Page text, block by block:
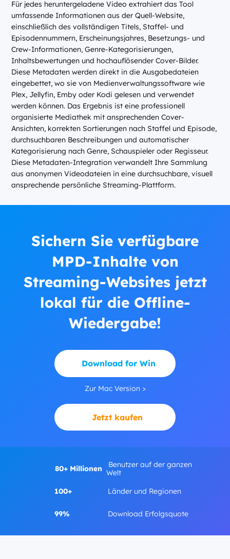
Für jedes heruntergeladene Video extrahiert das Tool
umfassende Informationen aus der Quell-Website,
einschließlich des vollständigen Titels, Staffel- und
Episodennummern, Erscheinungsjahres, Besetzungs- und
Crew-Informationen, Genre-Kategorisierungen,
Inhaltsbewertungen und hochauflösender Cover-Bilder.
Diese Metadaten werden direkt in die Ausgabedateien
eingebettet, wo sie von Medienverwaltungssoftware wie
Plex, Jellyfin, Emby oder Kodi gelesen und verwendet
werden können. Das Ergebnis ist eine professionell
organisierte Mediathek mit ansprechenden Cover-
Ansichten, korrekten Sortierungen nach Staffel und Episode,
durchsuchbaren Beschreibungen und automatischer
Kategorisierung nach Genre, Schauspieler oder Regisseur.
Diese Metadaten-Integration verwandelt Ihre Sammlung
aus anonymen Videodateien in eine durchsuchbare, visuell
ansprechende persönliche Streaming-Plattform.
Sichern Sie verfügbare
MPD-Inhalte von
Streaming-Websites jetzt
lokal für die Offline-
Wiedergabe!
Download for Win
Zur Mac Version >
Jetzt kaufen
80+ Millionen
Benutzer auf der ganzen
Welt
100+
Länder und Regionen
99% Download Erfolgsquote